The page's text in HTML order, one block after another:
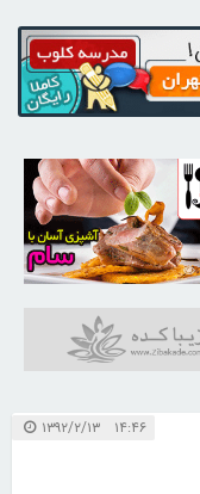
۱۴:۴۶ ۱۳۹۲/۲/۱۳